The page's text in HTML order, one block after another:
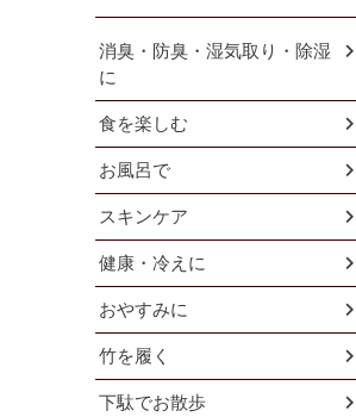
消臭・防臭・湿気取り・除湿
に
食を楽しむ
お風呂で
スキンケア
健康・冷えに
おやすみに
竹を履く
下駄でお散歩